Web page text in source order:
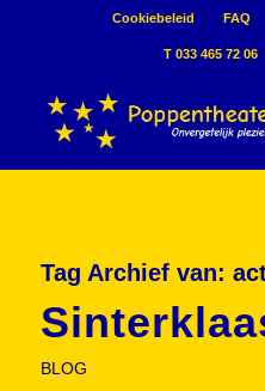
Cookiebeleid FAQ
T 033 465 72 06
Tag Archief van:
BLOG